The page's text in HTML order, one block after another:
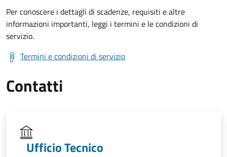
Per conoscere i dettagli di scadenze, requisiti e altre
informazioni importanti, leggi i termini e le condizioni di
servizio.
Termini e condizioni di servizio
Contatti
Ufficio Tecnico